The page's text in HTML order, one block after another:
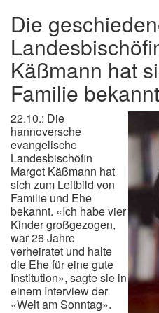
Die
Käßmann hat
Familie bekannt
22.10.: Die
hannoversche
evangelische
Landesbischöfin
Margot Käßmann hat
sich zum Leitbild von
Familie und Ehe
bekannt. «Ich habe vier
Kinder großgezogen,
war 26 Jahre
verheiratet und halte
die Ehe für eine gute
Institution», sagte sie in
einem Interview der
«Welt am Sonntag».